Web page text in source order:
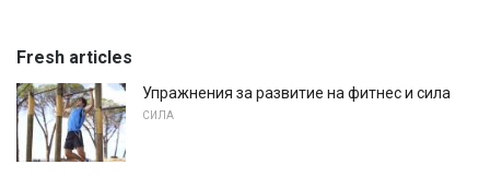
Fresh articles
Упражнения за развитие на фитнес и сила
СИЛА